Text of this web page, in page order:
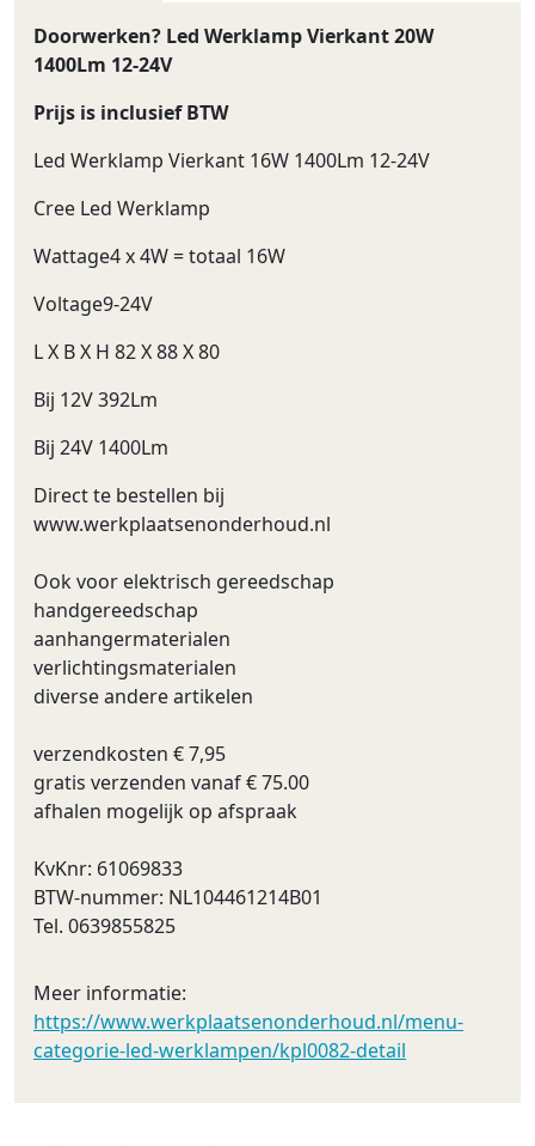
Doorwerken? Led Werklamp Vierkant 20W
1400Lm 12-24V
Prijs is inclusief BTW
Led Werklamp Vierkant 16W 1400Lm 12-24V
Cree Led Werklamp
Wattage4 x 4W = totaal 16W
Voltage9-24V
L X B X H 82 X 88 X 80
Bij 12V 392Lm
Bij 24V 1400Lm
Direct te bestellen bij
www.werkplaatsenonderhoud.nl
Ook voor elektrisch gereedschap
handgereedschap
aanhangermaterialen
verlichtingsmaterialen
diverse andere artikelen
verzendkosten € 7,95
gratis verzenden vanaf € 75.00
afhalen mogelijk op afspraak
KvKnr: 61069833
BTW-nummer: NL104461214B01
Tel. 0639855825
Meer informatie:
https://www.werkplaatsenonderhoud.nl/menu-
categorie-led-werklampen/kpl0082-detail